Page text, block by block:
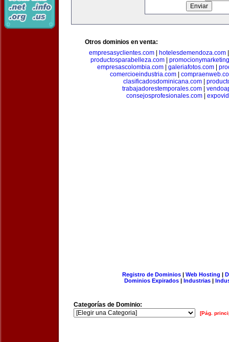
Otros dominios en venta:
empresasyclientes.com
hotelesdemendoza.com
productosparabelleza.com
empresascolombia.com
galeriafotos.com
comercioeindustria.com|
clasificadosdominicana.com
trabajadorestemporales.com
consejosprofesionales.com
Registro de Dominios| Web Hosting |
Dominios Expirados | Industrias |
Categorías de Dominio:
[Pág.